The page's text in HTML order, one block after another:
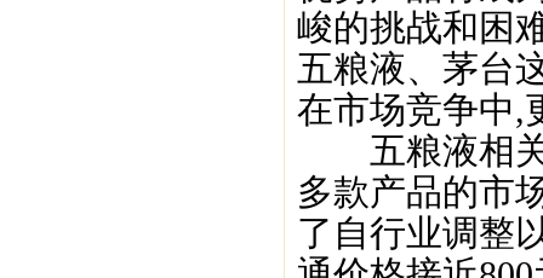
峻的挑战和困
五粮液、茅台
在市场竞争中,
五粮液相关
多款产品的市
了自行业调整